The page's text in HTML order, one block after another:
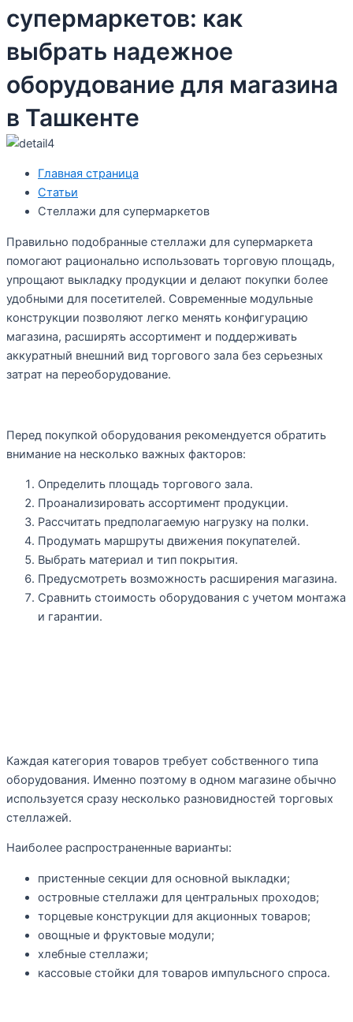
супермаркетов: как
выбрать надежное
оборудование для магазина
в Ташкенте
Главная страница
Статьи
Стеллажи для супермаркетов
Правильно подобранные стеллажи для супермаркета
помогают рационально использовать торговую площадь,
упрощают выкладку продукции и делают покупки более
удобными для посетителей. Современные модульные
конструкции позволяют легко менять конфигурацию
магазина, расширять ассортимент и поддерживать
аккуратный внешний вид торгового зала без серьезных
затрат на переоборудование.
Перед покупкой оборудования рекомендуется обратить
внимание на несколько важных факторов:
Определить площадь торгового зала.
Проанализировать ассортимент продукции.
Рассчитать предполагаемую нагрузку на полки.
Продумать маршруты движения покупателей.
Выбрать материал и тип покрытия.
Предусмотреть возможность расширения магазина.
Сравнить стоимость оборудования с учетом монтажа
и гарантии.
Каждая категория товаров требует собственного типа
оборудования. Именно поэтому в одном магазине обычно
используется сразу несколько разновидностей торговых
стеллажей.
Наиболее распространенные варианты:
пристенные секции для основной выкладки;
островные стеллажи для центральных проходов;
торцевые конструкции для акционных товаров;
овощные и фруктовые модули;
хлебные стеллажи;
кассовые стойки для товаров импульсного спроса.